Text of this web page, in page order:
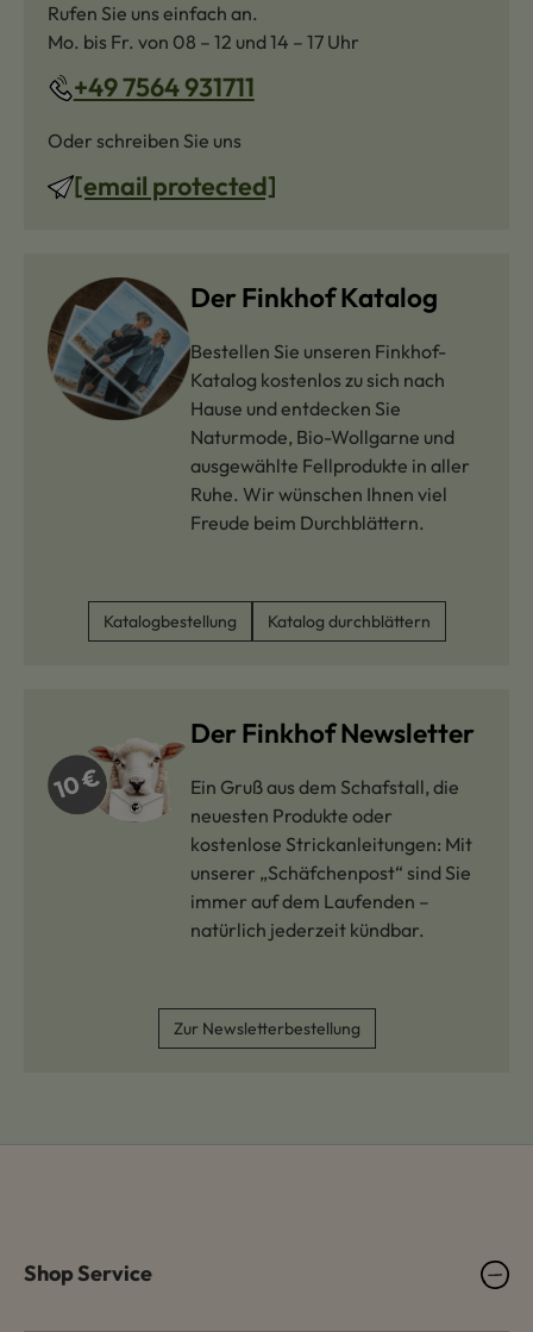
Rufen Sie uns einfach an.
Mo. bis Fr. von 08 – 12 und 14 – 17 Uhr
+49 7564 931711
Oder schreiben Sie uns
[email protected]
Der Finkhof Katalog
Bestellen Sie unseren Finkhof-
Katalog kostenlos zu sich nach
Hause und entdecken Sie
Naturmode, Bio-Wollgarne und
ausgewählte Fellprodukte in aller
Ruhe. Wir wünschen Ihnen viel
Freude beim Durchblättern.
Katalogbestellung Katalog durchblättern
Der Finkhof Newsletter
Ein Gruß aus dem Schafstall, die
neuesten Produkte oder
kostenlose Strickanleitungen: Mit
unserer „Schäfchenpost“ sind Sie
immer auf dem Laufenden –
natürlich jederzeit kündbar.
Zur Newsletterbestellung
Shop Service